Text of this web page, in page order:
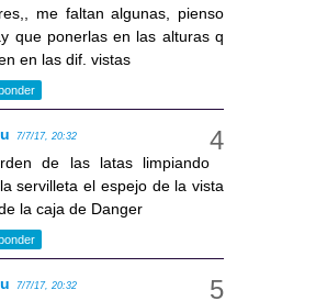
me faltan algunas, pienso
que ponerlas en las alturas q
en las dif. vistas
7/7/17, 20:32
de las latas limpiando
servilleta el espejo de la vista
la caja de Danger
7/7/17, 20:32